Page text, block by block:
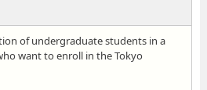
of undergraduate students in a
want to enroll in the Tokyo